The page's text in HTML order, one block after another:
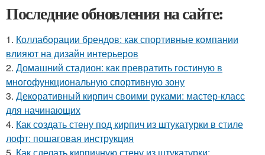
Последние обновления на сайте:
1. Коллаборации брендов: как спортивные компании
влияют на дизайн интерьеров
2. Домашний стадион: как превратить гостиную в
многофункциональную спортивную зону
3. Декоративный кирпич своими руками: мастер-класс
для начинающих
4. Как создать стену под кирпич из штукатурки в стиле
лофт: пошаговая инструкция